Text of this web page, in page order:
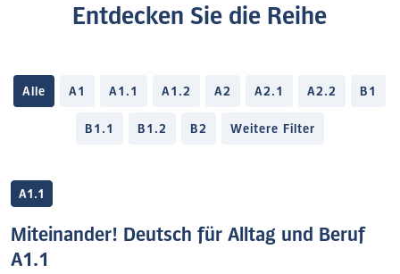
Entdecken Sie die Reihe
Alle A1 A1.1 A1.2 A2 A2.1 A2.2 B1
B1.1 B1.2 B2 Weitere Filter
A1.1
Miteinander! Deutsch für Alltag und Beruf
A1.1